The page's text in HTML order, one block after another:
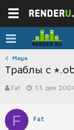
Maya
Траблы с
в
о
р
т
Fat
а
с
13 дек
F Fat